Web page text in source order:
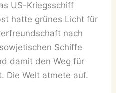
US-Kriegsschiff
hatte grünes Licht für
nach
Schiffe
damit den Weg für
Die Welt atmete auf.